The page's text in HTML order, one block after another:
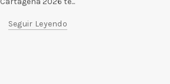
Seguir Leyendo